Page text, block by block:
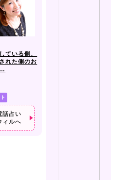
ている側、
れた側のお
話占い
ィルへ